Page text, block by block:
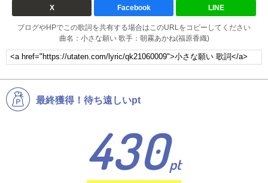
X Facebook LINE
ブログやHPでこの歌詞を共有する場合はこのURLをコピーしてください
曲名：小さな願い 歌手：朝霧あかね(福原香織)
最終獲得！待ち遠しいpt
430pt